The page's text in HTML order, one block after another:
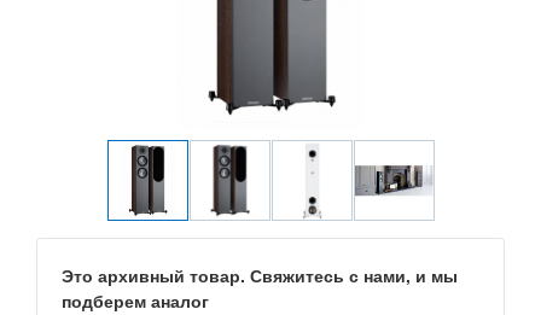
Это архивный товар. Свяжитесь с нами, и мы
подберем аналог